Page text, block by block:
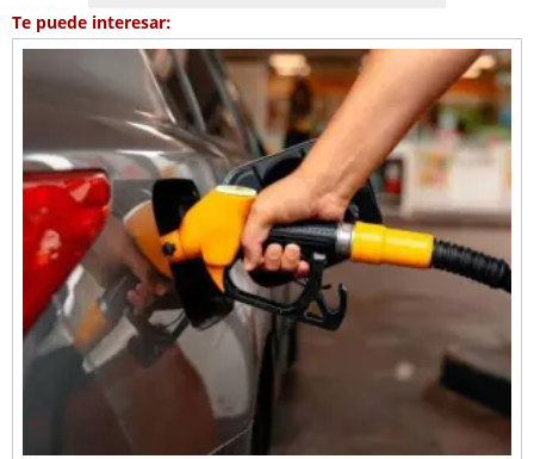
Te puede interesar: